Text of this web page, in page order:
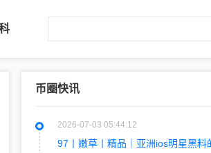
币圈快讯
2026-07-03 05:44:12
97丨嫩草丨精品｜亚洲ios明星黑料